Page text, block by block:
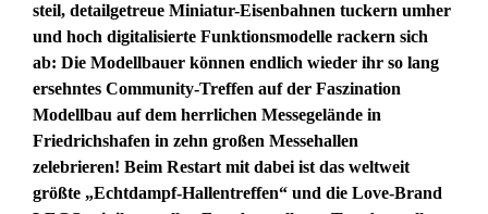
steil, detailgetreue Miniatur-Eisenbahnen tuckern umher
und hoch digitalisierte Funktionsmodelle rackern sich
ab: Die Modellbauer können endlich wieder ihr so lang
ersehntes Community-Treffen auf der Faszination
Modellbau auf dem herrlichen Messegelände in
Friedrichshafen in zehn großen Messehallen
zelebrieren! Beim Restart mit dabei ist das weltweit
größte „Echtdampf-Hallentreffen“ und die Love-Brand